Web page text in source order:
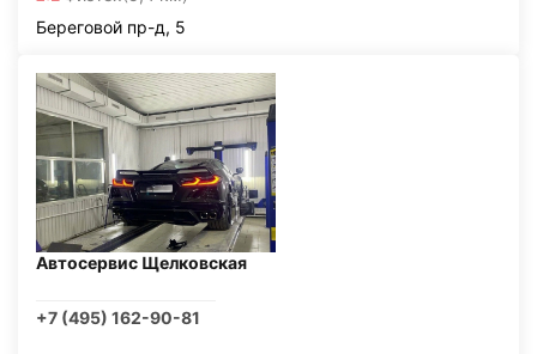
Береговой пр-д, 5
Автосервис Щелковская
+7 (495) 162-90-81